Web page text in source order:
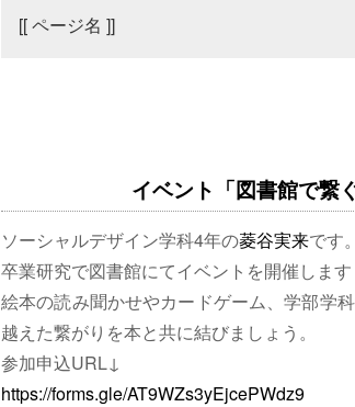
[[ ページ名 ]]
イベント「図書館で繋
ソーシャルデザイン学科4年の菱谷実来です
卒業研究で図書館にてイベントを開催します
絵本の読み聞かせやカードゲーム、学部学
越えた繋がりを本と共に結びましょう。
参加申込URL↓
https://forms.gle/AT9WZs3yEjcePWdz9